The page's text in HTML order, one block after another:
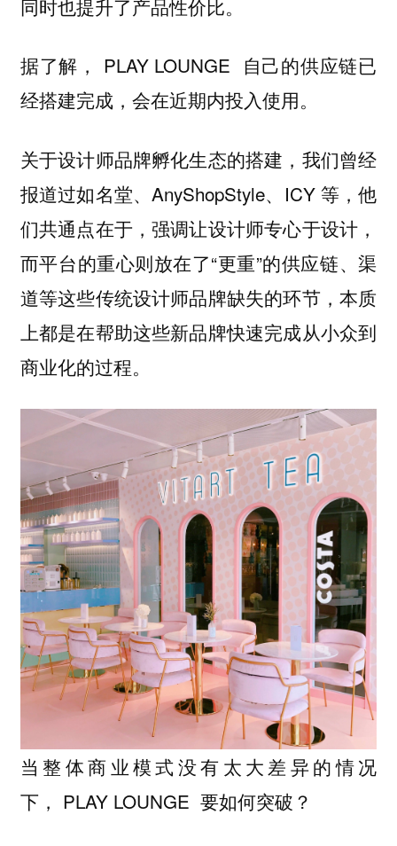
同时也提升了产品性价比。
据了解， PLAY LOUNGE 自己的供应链已
经搭建完成，会在近期内投入使用。
关于设计师品牌孵化生态的搭建，我们曾经
报道过如名堂、AnyShopStyle、ICY 等，他
们共通点在于，强调让设计师专心于设计，
而平台的重心则放在了“更重”的供应链、渠
道等这些传统设计师品牌缺失的环节，本质
上都是在帮助这些新品牌快速完成从小众到
商业化的过程。
当整体商业模式没有太大差异的情况
下， PLAY LOUNGE 要如何突破？